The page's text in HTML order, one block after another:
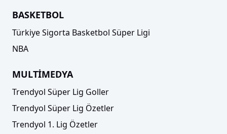
BASKETBOL
Türkiye Sigorta Basketbol Süper Ligi
NBA
MULTİMEDYA
Trendyol Süper Lig Goller
Trendyol Süper Lig Özetler
Trendyol 1. Lig Özetler